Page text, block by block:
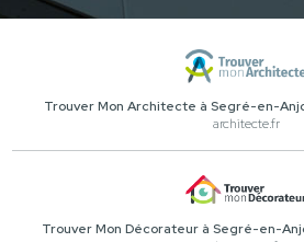
Trouver Mon Architecte à Segré-en-
architecte.fr
Trouver Mon Décorateur à Segré-en-